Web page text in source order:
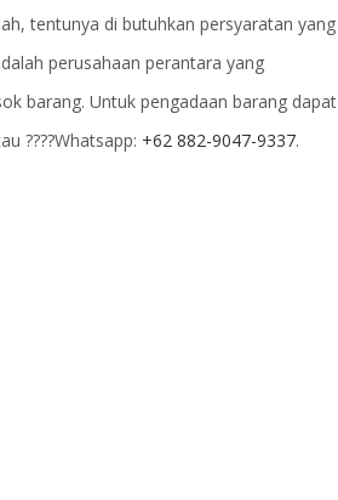
tentunya di butuhkan persyaratan yang
perusahaan perantara yang
barang. Untuk pengadaan barang dapat
????Whatsapp: +62 882-9047-9337.